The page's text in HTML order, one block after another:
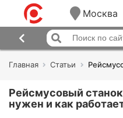
Москва
Главная Статьи
Рейсмусовый
нужен и как